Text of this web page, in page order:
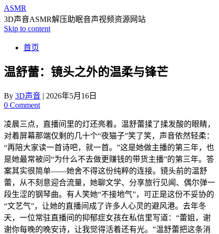
ASMR
3D声音ASMR解压助眠音声视频资源网站
Skip to content
首页
温舒蕾：镜头之外的温柔与锋芒
By 3D声音 | 2026年5月16日
0 Comment
凌晨三点，直播间里的灯还亮着。温舒蕾揉了揉发酸的眼睛，
对着屏幕那端仅剩的几十个“夜猫子”笑了笑，声音依然轻柔：
“再陪大家读一首诗吧，就一首。”这是她做主播的第三年，也
是她最常被问“为什么不去做更赚钱的带货主播”的第三年。答
案其实很简单——她舍不得这份纯粹的连接。镜头前的温舒
蕾，从不刻意迎合流量，她聊文学、分享旅行见闻、偶尔弹一
段生涩的钢琴曲。有人笑她“不接地气”，可正是这份不妥协的
“文艺气”，让她的直播间成了许多人心灵的避风港。去年冬
天，一位常驻直播间的抑郁症女孩在私信里写道：“蕾姐，谢
谢你每晚的晚安诗，让我觉得活着还有光。”温舒蕾把这条消